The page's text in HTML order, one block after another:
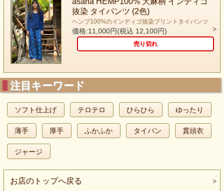
抜染 タイパンツ (2色)
ヘンプ100%のインディゴ抜染プリントタイパンツ
価格:11,000円(税込 12,100円)
売り切れ
注目キーワード
ソフト仕上げ テロテロ ひらひら ゆったり
薄手 厚手 ふかふか タイパン 貫頭衣
ジャージ
お店のトップへ戻る